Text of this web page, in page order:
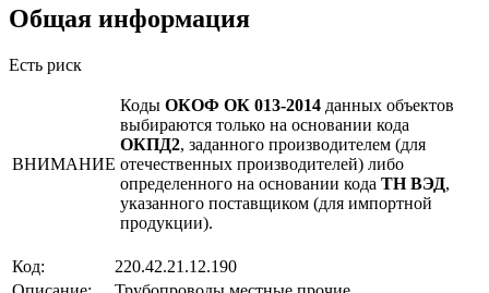
Общая информация
Есть риск
ВНИМАНИЕ
Коды ОКОФ ОК 013-2014 данных объектов
выбираются только на основании кода
ОКПД2, заданного производителем (для
отечественных производителей) либо
определенного на основании кода ТН ВЭД,
указанного поставщиком (для импортной
продукции).
Код:
220.42.21.12.190